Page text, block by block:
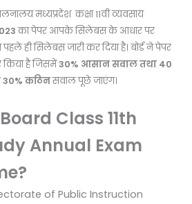
मध्यप्रदेश कक्षा 11वीं व्यवसाय
का पेपर आपकेसिलेबस के आधार पर
पहले ही सिलेबस जारी कर दिया है। बोर्ड ने पेपर
किया है जिसमें30% आसान सवाल तथा 40
30% कठिनसवाल पूछे जाएंग।
Class 11th
Annual Exam
of Public Instruction